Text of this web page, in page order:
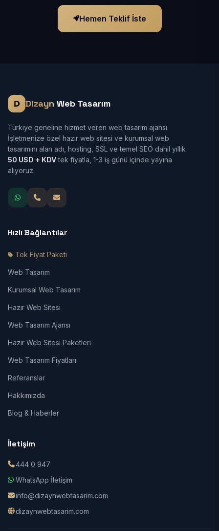
Hemen Teklif İste
Dizayn Web Tasarım
Türkiye geneline hizmet veren web tasarım ajansı.
İşletmenize özel hazır web sitesi ve kurumsal web
tasarımını alan adı, hosting, SSL ve temel SEO dahil yıllık
50 USD + KDVtek fiyatla, 1-3 iş günü içinde yayına
alıyoruz.
Hızlı Bağlantılar
Tek Fiyat Paketi
Web Tasarım
Kurumsal Web Tasarım
Hazır Web Sitesi
Web Tasarım Ajansı
Hazır Web Sitesi Paketleri
Web Tasarım Fiyatları
Referanslar
Hakkımızda
Blog & Haberler
İletişim
444 0 947
WhatsApp İletişim
info@dizaynwebtasarim.com
dizaynwebtasarim.com